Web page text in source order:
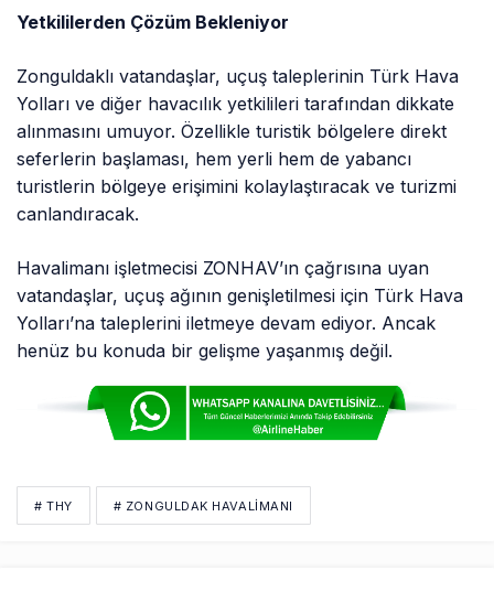
Yetkililerden Çözüm Bekleniyor
Zonguldaklı vatandaşlar, uçuş taleplerinin Türk Hava
Yolları ve diğer havacılık yetkilileri tarafından dikkate
alınmasını umuyor. Özellikle turistik bölgelere direkt
seferlerin başlaması, hem yerli hem de yabancı
turistlerin bölgeye erişimini kolaylaştıracak ve turizmi
canlandıracak.
Havalimanı işletmecisi ZONHAV’ın çağrısına uyan
vatandaşlar, uçuş ağının genişletilmesi için Türk Hava
Yolları’na taleplerini iletmeye devam ediyor. Ancak
henüz bu konuda bir gelişme yaşanmış değil.
# THY # ZONGULDAK HAVALIMANI